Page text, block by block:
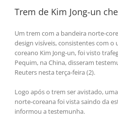
Trem de Kim Jong-un
Um trem com a bandeira norte-
design visíveis, consistentes com o
coreano Kim Jong-un, foi visto
Pequim, na China, disseram
Reuters nesta terça-feira (2).
Logo após o trem ser avistado,
norte-coreana foi vista saindo da
informou a testemunha.